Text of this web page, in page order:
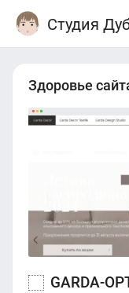
Студия
Здоровье
GARDA-